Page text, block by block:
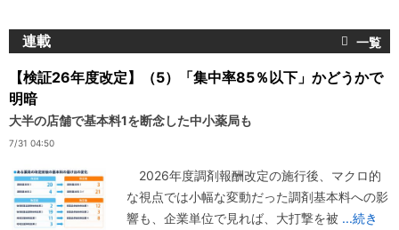
連載
【検証26年度改定】（5）「集中率85％以下」かどうかで
明暗
大半の店舗で基本料1を断念した中小薬局も
7/31 04:50
2026年度調剤報酬改定の施行後、マクロ的
な視点では小幅な変動だった調剤基本料への影
響も、企業単位で見れば、大打撃を被 ...続き